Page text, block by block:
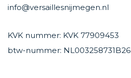
info@versaillesnijmegen.nl
KVK nummer: KVK 77909453
btw-nummer: NL003258731B26